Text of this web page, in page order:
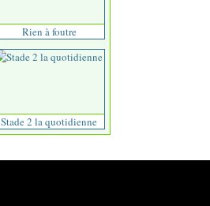
Rien à foutre
Stade 2 la quotidienne